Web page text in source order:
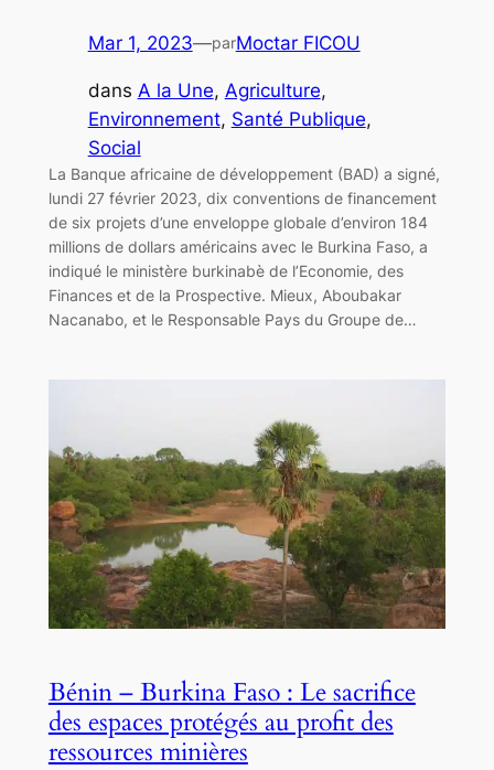
Mar 1, 2023—parMoctar FICOU
dans A la Une, Agriculture
Environnement, Santé Publique
Social
La Banque africaine de développement (BAD) a signé,
lundi 27 février 2023, dix conventions de financement
de six projets d’une enveloppe globale d’environ 184
millions de dollars américains avec le Burkina Faso, a
indiqué le ministère burkinabè de l’Economie, des
Finances et de la Prospective. Mieux, Aboubakar
Nacanabo, et le Responsable Pays du Groupe de…
Bénin – Burkina Faso : Le sacrifice
des espaces protégés au profit des
ressources minières